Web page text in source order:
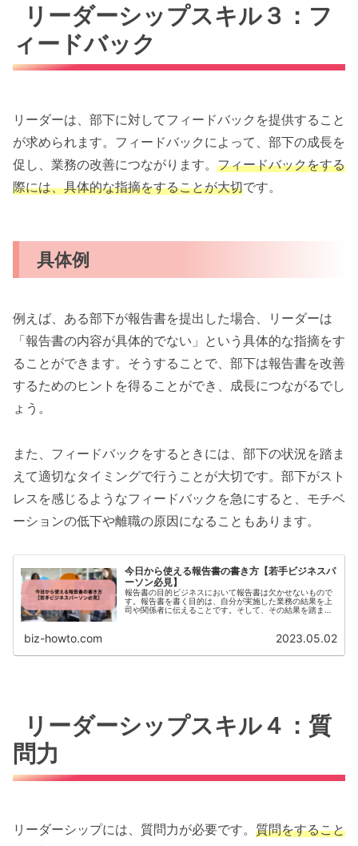
リーダーシップスキル３：フ
ィードバック
リーダーは、部下に対してフィードバックを提供すること
が求められます。フィードバックによって、部下の成長を
促し、業務の改善につながります。 フィードバックをする
際には、具体的な指摘をすることが大切です。
具体例
例えば、ある部下が報告書を提出した場合、リーダーは
「報告書の内容が具体的でない」という具体的な指摘をす
ることができます。そうすることで、部下は報告書を改善
するためのヒントを得ることができ、成長につながるでし
ょう。
また、フィードバックをするときには、部下の状況を踏ま
えて適切なタイミングで行うことが大切です。部下がスト
レスを感じるようなフィードバックを急にすると、モチベ
ーションの低下や離職の原因になることもあります。
今日から使える報告書の書き方【若手ビジネスパ
ーソン必見】
報告書の目的ビジネスにおいて報告書は欠かせないもので
す。報告書を書く目的は、自分が実施した業務の結果を上
司や関係者に伝えることです。そして、その結果を踏まえ
biz-howto.com 2023.05.02
リーダーシップスキル４：質
問力
リーダーシップには、質問力が必要です。 質問をすること